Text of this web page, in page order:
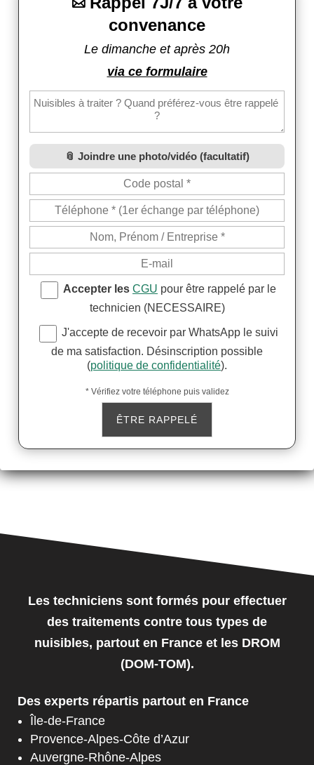

convenance
Le dimanche et après 20h
via ce formulaire
Joindre une photo/vidéo (facultatif)
Accepter les CGU pour être rappelé par le
technicien (NECESSAIRE)
J'accepte de recevoir par WhatsApp le suivi
de ma satisfaction. Désinscription possible
(politique de confidentialité).
* Vérifiez votre téléphone puis validez
Les techniciens sont formés pour effectuer
des traitements contre tous types de
nuisibles, partout en France et les DROM
(DOM-TOM).
Des experts répartis partout en France
Île-de-France
Provence-Alpes-Côte d’Azur
Auvergne-Rhône-Alpes